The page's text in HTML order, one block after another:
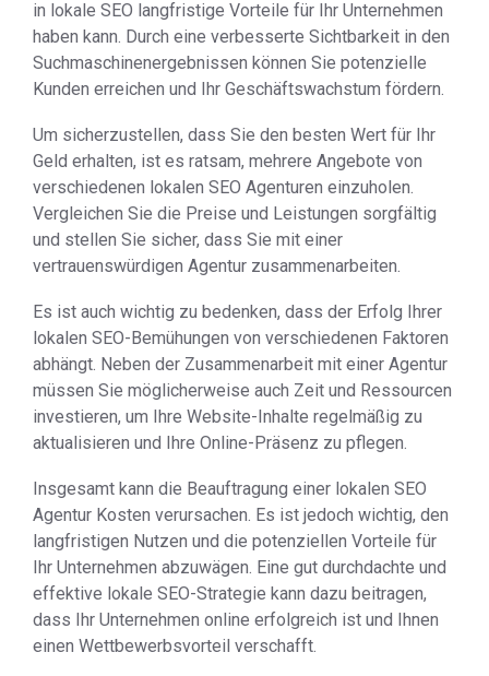
in lokale SEO langfristige Vorteile für Ihr Unternehmen
haben kann. Durch eine verbesserte Sichtbarkeit in den
Suchmaschinenergebnissen können Sie potenzielle
Kunden erreichen und Ihr Geschäftswachstum fördern.
Um sicherzustellen, dass Sie den besten Wert für Ihr
Geld erhalten, ist es ratsam, mehrere Angebote von
verschiedenen lokalen SEO Agenturen einzuholen.
Vergleichen Sie die Preise und Leistungen sorgfältig
und stellen Sie sicher, dass Sie mit einer
vertrauenswürdigen Agentur zusammenarbeiten.
Es ist auch wichtig zu bedenken, dass der Erfolg Ihrer
lokalen SEO-Bemühungen von verschiedenen Faktoren
abhängt. Neben der Zusammenarbeit mit einer Agentur
müssen Sie möglicherweise auch Zeit und Ressourcen
investieren, um Ihre Website-Inhalte regelmäßig zu
aktualisieren und Ihre Online-Präsenz zu pflegen.
Insgesamt kann die Beauftragung einer lokalen SEO
Agentur Kosten verursachen. Es ist jedoch wichtig, den
langfristigen Nutzen und die potenziellen Vorteile für
Ihr Unternehmen abzuwägen. Eine gut durchdachte und
effektive lokale SEO-Strategie kann dazu beitragen,
dass Ihr Unternehmen online erfolgreich ist und Ihnen
einen Wettbewerbsvorteil verschafft.